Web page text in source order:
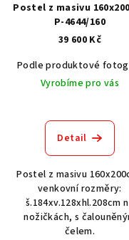
Postel z masivu 160x200 cm
P-4644/160
39 600 Kč
Podle produktové
Vyrobíme pro vás
Detail
Postel z masivu
venkovní rozměry:
š.184xv.128xhl.208cm
nožičkách, s
čelem.